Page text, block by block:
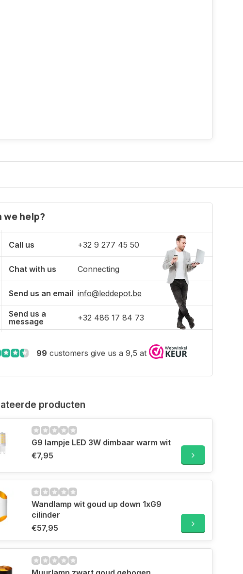
we help?
Call us +32 9 277 45 50
Chat with us Connecting
Send us an email info@leddepot.be
Send us a
message
+32 486 17 84 73
99 customers give us a 9,5 at
producten
G9 lampje LED 3W dimbaar warm wit
€7,95
Wandlamp wit goud up down 1xG9
cilinder
€57,95